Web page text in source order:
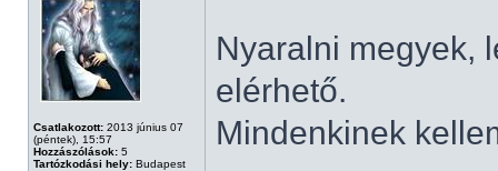
Csatlakozott: 2013 június 07
(péntek), 15:57
Hozzászólások: 5
Tartózkodási hely: Budapest
Nyaralni megyek,
elérhető.
Mindenkinek